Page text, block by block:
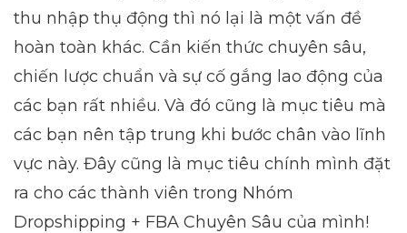
thu nhập thụ động thì nó lại là một vấn đề
hoàn toàn khác. Cần kiến thức chuyên sâu,
chiến lược chuẩn và sự cố gắng lao động của
các bạn rất nhiều. Và đó cũng là mục tiêu mà
các bạn nên tập trung khi bước chân vào lĩnh
vực này. Đây cũng là mục tiêu chính mình đặt
ra cho các thành viên trong Nhóm
Dropshipping + FBA Chuyên Sâu của mình!